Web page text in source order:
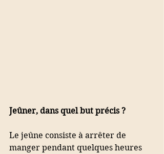
Jeûner, dans quel but précis ?
Le jeûne consiste à arrêter de
manger pendant quelques heures